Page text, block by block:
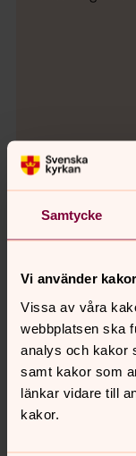
Samtycke
Vi använder kakor
Vissa av våra
webbplatsen ska
analys och kakor
samt kakor som
länkar vidare till
kakor.
vaktmästeri är
Detta innebär
avstängd.
Avstängningen
till den tillfälliga
om infarten samt